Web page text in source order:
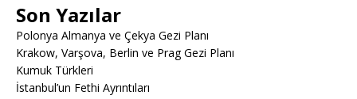
Son Yazılar
Polonya Almanya ve Çekya Gezi Planı
Krakow, Varşova, Berlin ve Prag Gezi Planı
Kumuk Türkleri
İstanbul’un Fethi Ayrıntıları